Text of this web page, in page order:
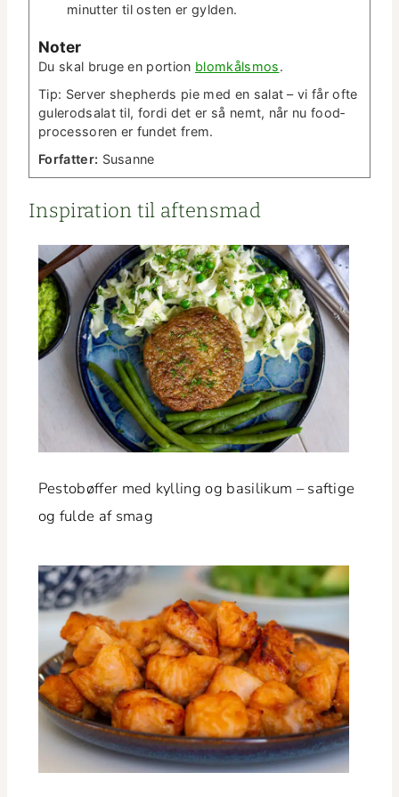
min­ut­ter til osten er gylden.
Not­er
Du skal bruge en por­tion blomkålsmos.
Tip: Serv­er shep­herds pie med en salat – vi får ofte
gulerod­salat til, for­di det er så nemt, når nu food­
proces­soren er fun­det frem.
For­fat­ter: Susanne
Inspi­ra­tion til aftensmad
Pesto­bøf­fer med kylling og basi­likum – saftige
og fulde af smag